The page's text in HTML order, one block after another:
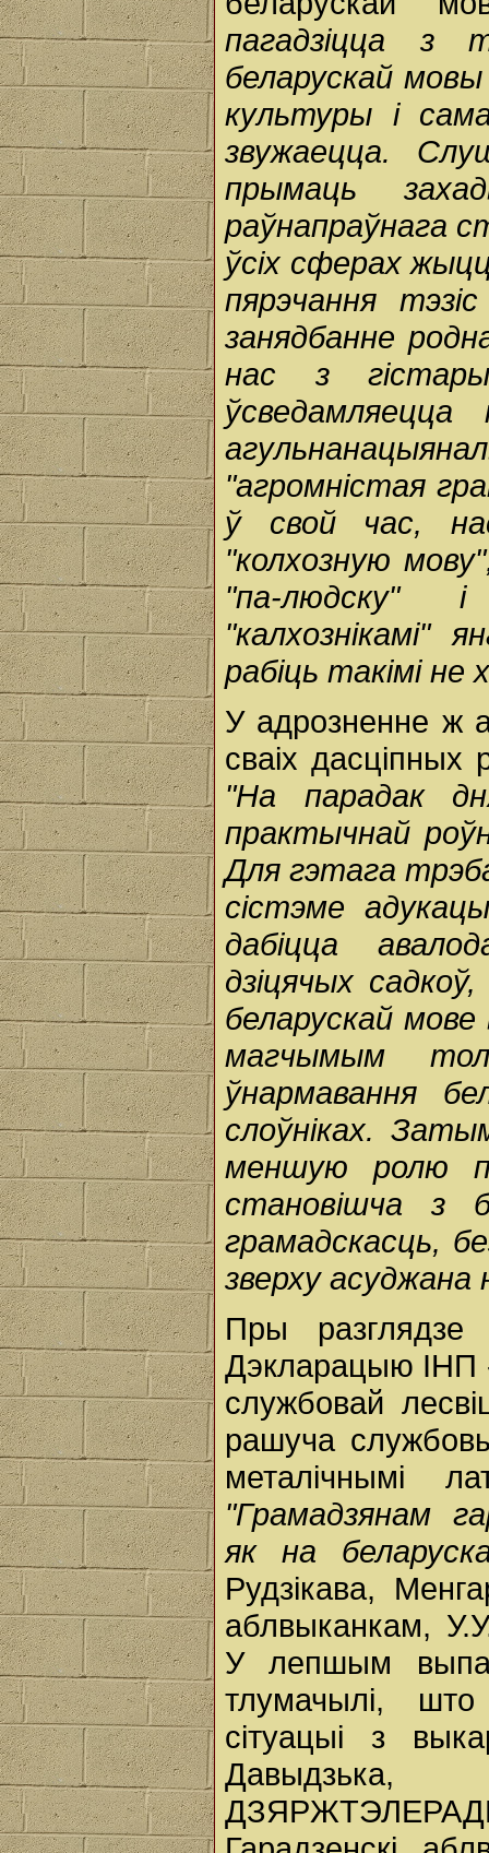
пагадзіцца
беларускай
культуры і
звужаецца.
прымаць
раўнапраўнага
ўсіх сферах
пярэчання
занядбанне
нас з
"агромністая
ў свой час,
"колхозную
"па-людску"
"калхознікамі"
рабіць такімі не
У адрозненне ж
сваіх
"На парадак
практычнай
Для гэтага
сістэме
дабіцца
дзіцячых
беларускай
магчымым
ўнармавання
слоўніках.
меншую ролю
становішча з
грамадскасць,
зверху асуджана
Пры
Дэкларацыю ІНП
службовай
рашуча
металічнымі
"Грамадзянам
як на
Рудзікава,
аблвыканкам,
У лепшым
тлумачылі,
сітуацыі з